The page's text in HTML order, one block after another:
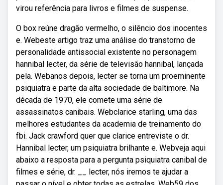
virou referência para livros e filmes de suspense.
O box reúne dragão vermelho, o silêncio dos inocentes
e. Webeste artigo traz uma análise do transtorno de
personalidade antissocial existente no personagem
hannibal lecter, da série de televisão hannibal, lançada
pela. Webanos depois, lecter se torna um proeminente
psiquiatra e parte da alta sociedade de baltimore. Na
década de 1970, ele comete uma série de
assassinatos canibais. Webclarice starling, uma das
melhores estudantes da academia de treinamento do
fbi. Jack crawford quer que clarice entreviste o dr.
Hannibal lecter, um psiquiatra brilhante e. Webveja aqui
abaixo a resposta para a pergunta psiquiatra canibal de
filmes e série, dr. __ lecter, nós iremos te ajudar a